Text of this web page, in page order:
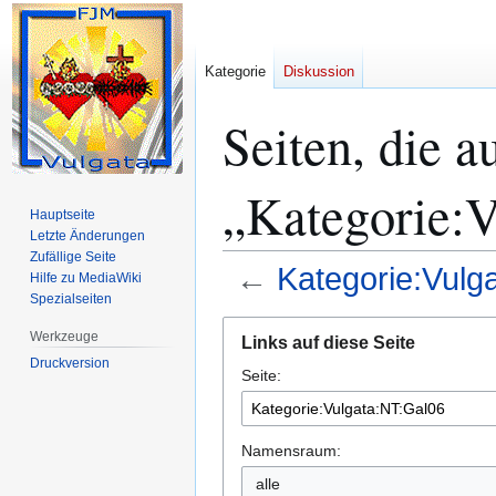
Seiten, die
←
Navigation
springen
Suche
springen
Links auf diese Seite
Seite:
Namensraum:
alle
Kategorie Diskussion
Hauptseite
Letzte Änderungen
Zufällige Seite
Hilfe zu MediaWiki
Spezialseiten
Werkzeuge
Druckversion